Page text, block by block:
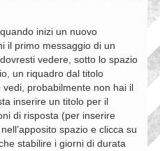
inizi un nuovo
il primo messaggio di un
vedere, sotto lo spazio
un riquadro dal titolo
vedi, probabilmente non hai il
inserire un titolo per il
di risposta (per inserire
spazio e clicca su
stabilire i giorni di durata